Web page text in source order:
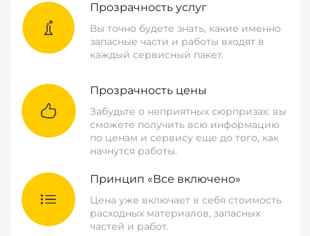
Прозрачность услуг
Вы точно будете знать, какие именно
запасные части и работы входят в
каждый сервисный пакет.
Прозрачность цены
Забудьте о неприятных сюрпризах: вы
сможете получить всю информацию
по ценам и сервису еще до того, как
начнутся работы.
Принцип «Все включено»
Цена уже включает в себя стоимость
расходных материалов, запасных
частей и работ.